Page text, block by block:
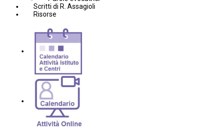
Scritti di R. Assagioli
Risorse